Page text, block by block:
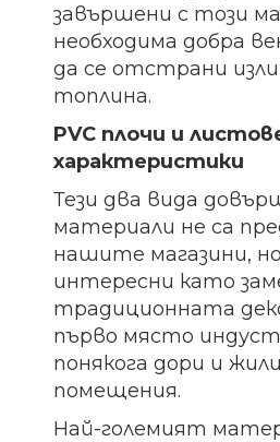
завършени с този
необходима добра
да се отстрани
топлина.
PVC плочи и
характеристики
Тези два вида
материали не са
нашите магазини,
интересни като
традиционната
първо място
понякога дори и
помещения.
Най-големият